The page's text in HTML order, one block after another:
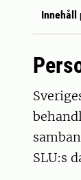
Innehåll
SLU:s